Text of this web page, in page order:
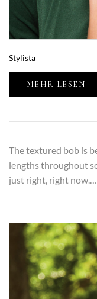
Stylista
MEHR LESEN
The textured bob is
lengths throughout
just right, right now.…